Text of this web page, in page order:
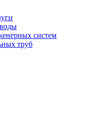
систем
труб